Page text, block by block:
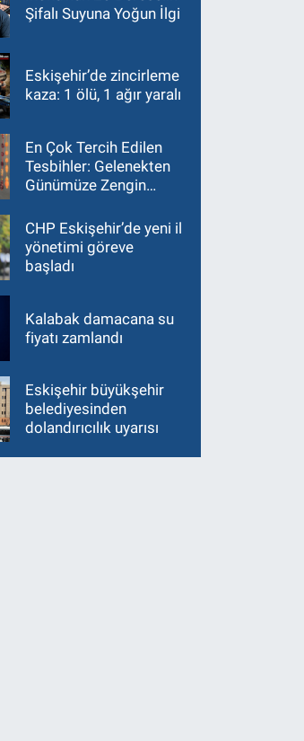
Şifalı Suyuna Yoğun İlgi
Eskişehir’de zincirleme
kaza: 1 ölü, 1 ağır yaralı
En Çok Tercih Edilen
Tesbihler: Gelenekten
Günümüze Zengin
CHP Eskişehir’de yeni il
yönetimi göreve
başladı
Kalabak damacana su
fiyatı zamlandı
Eskişehir büyükşehir
belediyesinden
dolandırıcılık uyarısı